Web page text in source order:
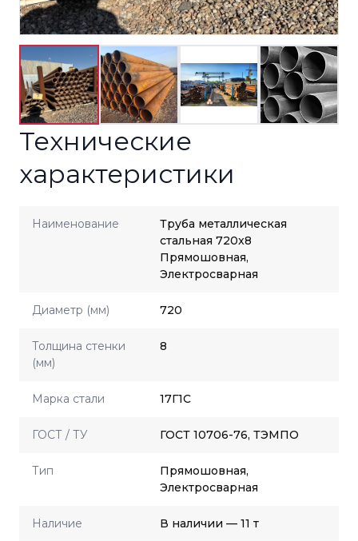
Технические
характеристики
Наименование
Труба металлическая
стальная 720x8
Прямошовная,
Электросварная
Диаметр (мм) 720
Толщина стенки
(мм)
8
Марка стали 17Г1С
ГОСТ / ТУ ГОСТ 10706-76, ТЭМПО
Тип
Прямошовная,
Электросварная
Наличие В наличии — 11 т